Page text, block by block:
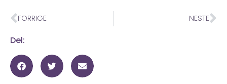
FORRIGE NESTE
Del: